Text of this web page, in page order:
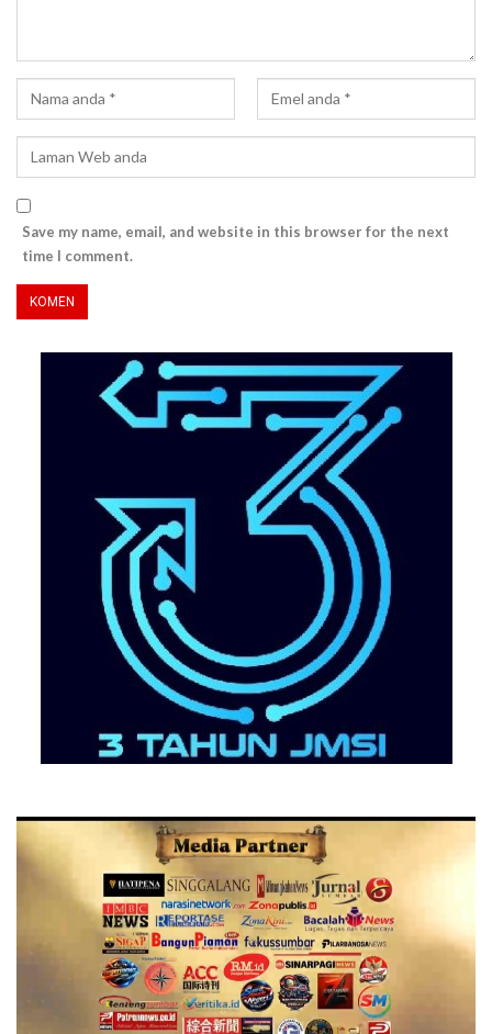
Save my name, email, and website in this browser for the next
time I comment.